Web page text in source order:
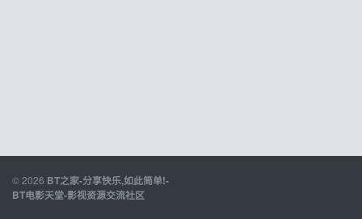
© 2026 BT之家-分享快乐,如此简单!-
BT电影天堂-影视资源交流社区